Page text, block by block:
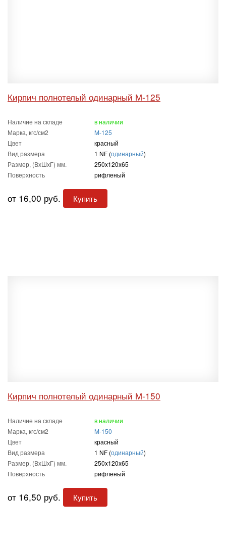
Кирпич полнотелый одинарный М-125
Наличие на складе
в наличии
Марка, кгс/см2
M-125
Цвет
красный
Вид размера
1 NF (одинарный)
Размер, (ВхШхГ) мм.
250x120x65
Поверхность
рифленый
от 16,00 руб. Купить
Кирпич полнотелый одинарный М-150
Наличие на складе
в наличии
Марка, кгс/см2
M-150
Цвет
красный
Вид размера
1 NF (одинарный)
Размер, (ВхШхГ) мм.
250x120x65
Поверхность
рифленый
от 16,50 руб. Купить